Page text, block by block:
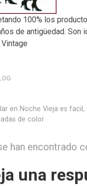
100% los
de antigüedad. Son
en Noche Vieja es
de color
han encontrado
una